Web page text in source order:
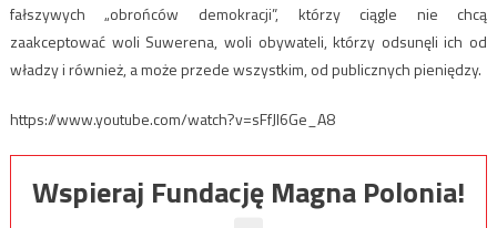
fałszywych „obrońców demokracji”, którzy ciągle nie chcą
zaakceptować woli Suwerena, woli obywateli, którzy odsunęli ich od
władzy i również, a może przede wszystkim, od publicznych pieniędzy.
https://www.youtube.com/watch?v=sFfJI6Ge_A8
Wspieraj Fundację Magna Polonia!